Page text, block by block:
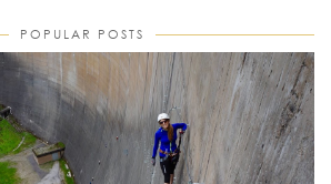
POPULAR POSTS